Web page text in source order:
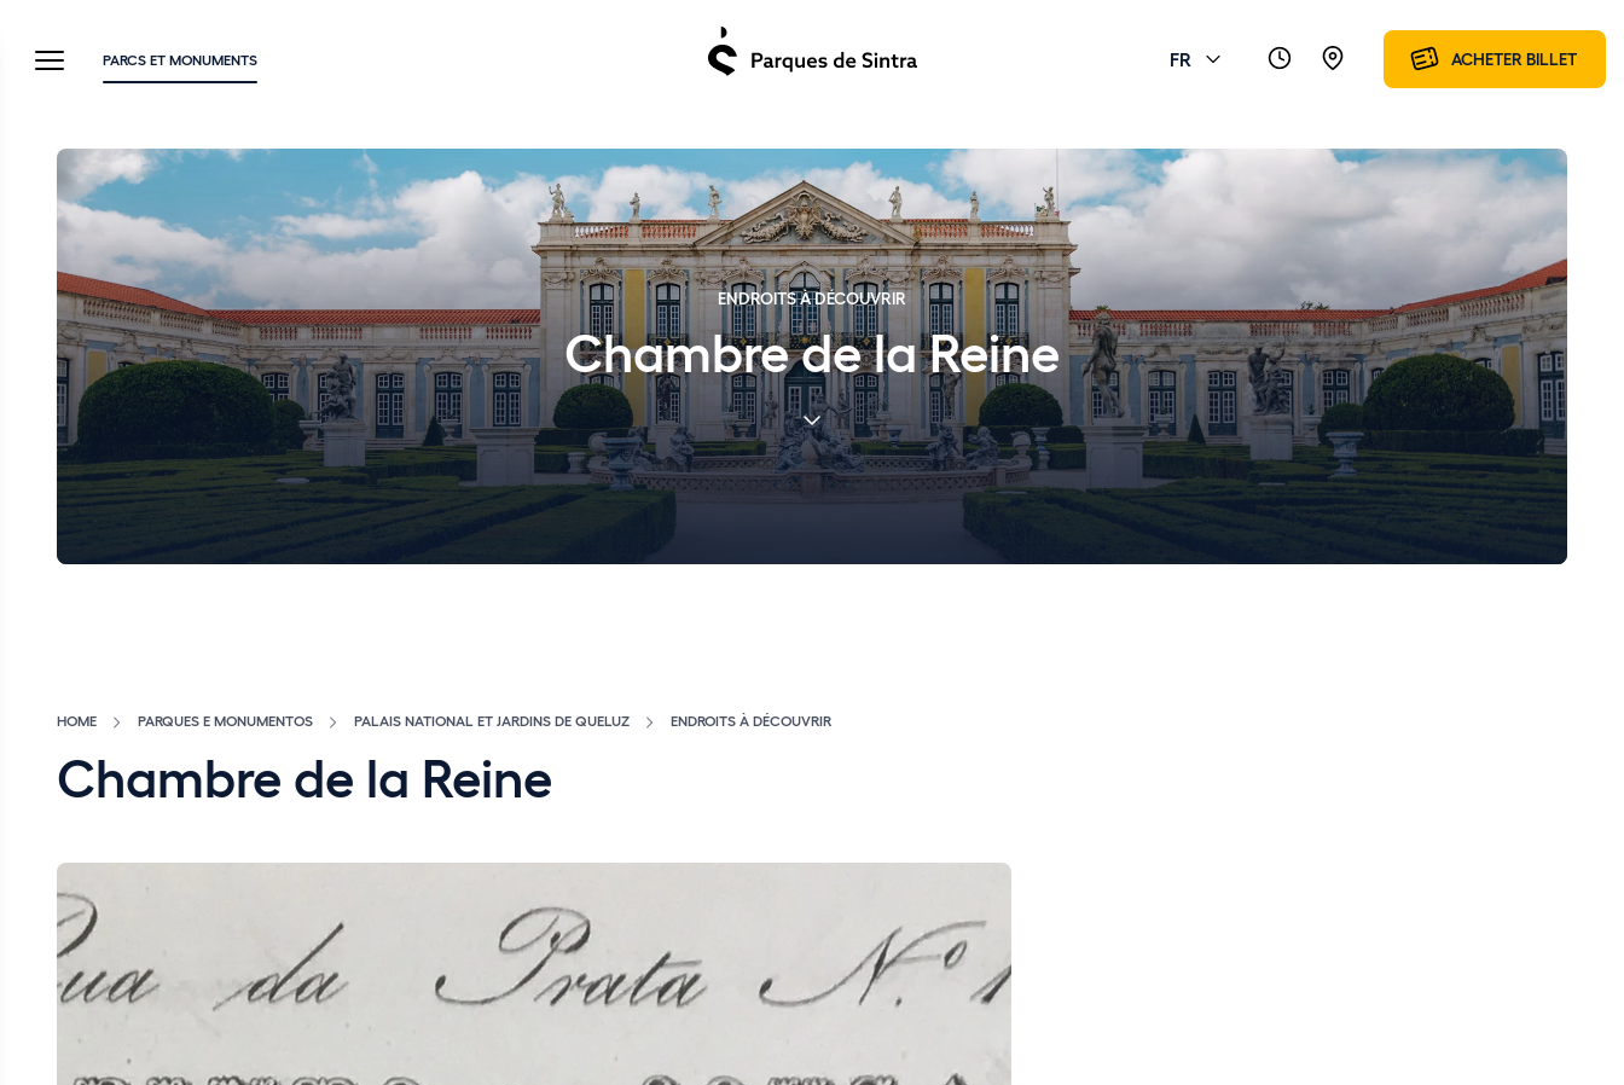
PARCS ET MONUMENTS FR ACHETER BILLET
ENDROITS À DÉCOUVRIR
Chambre de la Reine
HOME PARQUES E MONUMENTOS PALAIS NATIONAL ET JARDINS DE QUELUZ ENDROITS À DÉCOUVRIR
Chambre de la Reine